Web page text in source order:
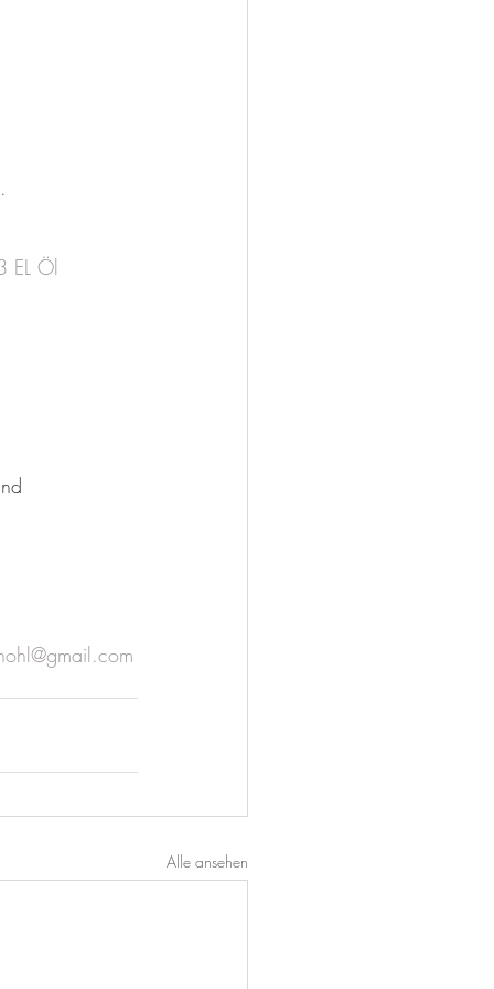
EL Öl
Alle ansehen